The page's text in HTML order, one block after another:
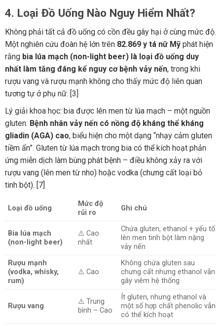
4. Loại Đồ Uống Nào Nguy Hiểm Nhất?
Không phải tất cả đồ uống có cồn đều gây hại ở cùng mức độ.
Một nghiên cứu đoàn hệ lớn trên 82.869 y tá nữ Mỹphát hiện
rằng bia lúa mạch (non-light beer) là loại đồ uống duy
nhất làm tăng đáng kể nguy cơ bệnh vảy nến, trong khi
rượu vang và rượu mạnh không cho thấy mức độ liên quan
tương tự ở phụ nữ. [3]
Lý giải khoa học: bia được lên men từ lúa mạch – một nguồn
gluten. Bệnh nhân vảy nến có nồng độ kháng thể kháng
gliadin (AGA) cao, biểu hiện cho một dạng “nhạy cảm gluten
tiềm ẩn”. Gluten từ lúa mạch trong bia có thể kích hoạt phản
ứng miễn dịch làm bùng phát bệnh – điều không xảy ra với
rượu vang (lên men từ nho) hoặc vodka (chưng cất loại bỏ
tinh bột). [7]
Loại đồ uống
Mức độ
rủi ro
Ghi chú
Bia lúa mạch
(non-light beer)
⚠️ Cao
nhất
Chứa gluten, ethanol + yếu tố
lên men tinh bột làm nặng
vảy nến
Rượu mạnh
(vodka, whisky,
rum)
⚠️ Cao
Không chứa gluten sau
chưng cất nhưng ethanol vẫn
gây viêm hệ thống
Rượu vang
⚠️ Trung
bình – Cao
Ít gluten, nhưng ethanol và
một số hợp chất phenolic vẫn
có thể kích hoạt